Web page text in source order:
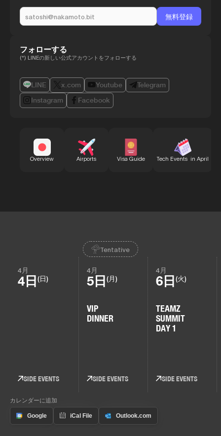
フォローする
(*) LINEの新しい公式アカウントをフォローする
LINE x.com Youtube
Telegram
Instagram
Facebook
Overview Airports Visa Guide Tech Events in April
Tentative
4月
4日 (日)
SIDE EVENTS
4月
5日 (月)
VIP
DINNER
SIDE EVENTS
4月
6日 (火)
TEAMZ
SUMMIT
DAY 1
SIDE EVENTS
カレンダーに追加